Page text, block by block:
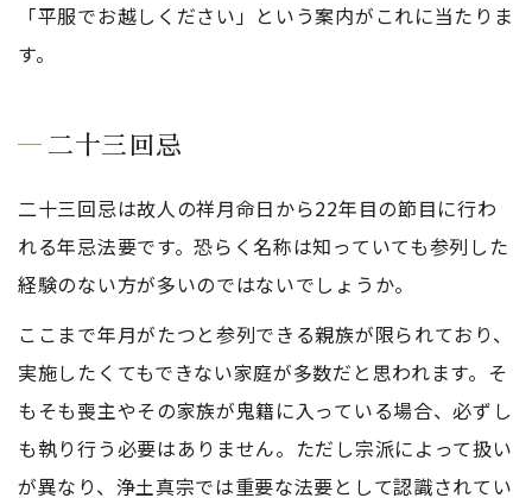
「平服でお越しください」という案内がこれに当たりま
す。
二十三回忌
二十三回忌は故人の祥月命日から22年目の節目に行わ
れる年忌法要です。恐らく名称は知っていても参列した
経験のない方が多いのではないでしょうか。
ここまで年月がたつと参列できる親族が限られており、
実施したくてもできない家庭が多数だと思われます。そ
もそも喪主やその家族が鬼籍に入っている場合、必ずし
も執り行う必要はありません。ただし宗派によって扱い
が異なり、浄土真宗では重要な法要として認識されてい